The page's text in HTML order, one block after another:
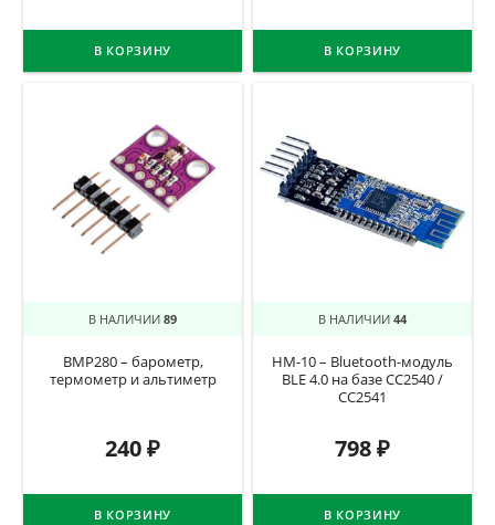
В КОРЗИНУ В КОРЗИНУ
В НАЛИЧИИ 89
BMP280 – барометр,
термометр и альтиметр
240₽
В КОРЗИНУ
В НАЛИЧИИ 44
HM-10 – Bluetooth-модуль
BLE 4.0 на базе CC2540 /
CC2541
798₽
В КОРЗИНУ